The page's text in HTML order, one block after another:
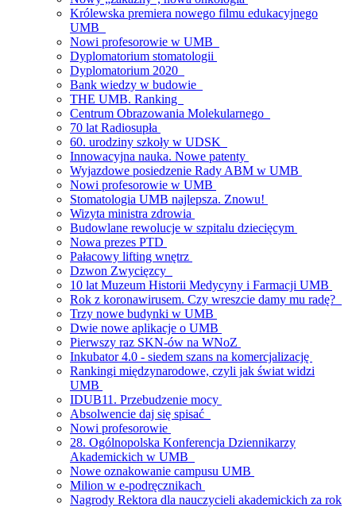
Królewska premiera nowego filmu edukacyjnego
UMB
Nowi profesorowie w UMB
Dyplomatorium stomatologii
Dyplomatorium 2020
Bank wiedzy w budowie
THE UMB. Ranking
Centrum Obrazowania Molekularnego
70 lat Radiosupła
60. urodziny szkoły w UDSK
Innowacyjna nauka. Nowe patenty
Wyjazdowe posiedzenie Rady ABM w UMB
Nowi profesorowie w UMB
Stomatologia UMB najlepsza. Znowu!
Wizyta ministra zdrowia
Budowlane rewolucje w szpitalu dziecięcym
Nowa prezes PTD
Pałacowy lifting wnętrz
Dzwon Zwycięzcy
10 lat Muzeum Historii Medycyny i Farmacji UMB
Rok z koronawirusem. Czy wreszcie damy mu radę?
Trzy nowe budynki w UMB
Dwie nowe aplikacje o UMB
Pierwszy raz SKN-ów na WNoZ
Inkubator 4.0 - siedem szans na komercjalizację
Rankingi międzynarodowe, czyli jak świat widzi
UMB
IDUB11. Przebudzenie mocy
Absolwencie daj się spisać
Nowi profesorowie
28. Ogólnopolska Konferencja Dziennikarzy
Akademickich w UMB
Nowe oznakowanie campusu UMB
Milion w e-podręcznikach
Nagrody Rektora dla nauczycieli akademickich za rok